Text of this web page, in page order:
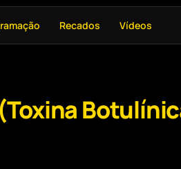
Recados Vídeos